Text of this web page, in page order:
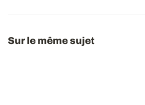
Sur le même sujet